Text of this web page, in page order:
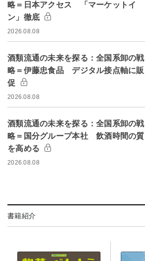
略＝日本アクセス 「マーケットイ
ン」徹底
2026.08.08
酒類流通の未来を探る：全国系卸の戦
略＝伊藤忠食品 デジタル接点軸に販
促
2026.08.08
酒類流通の未来を探る：全国系卸の戦
略＝国分グループ本社 飲酒時間の質
を高める
2026.08.08
書籍紹介